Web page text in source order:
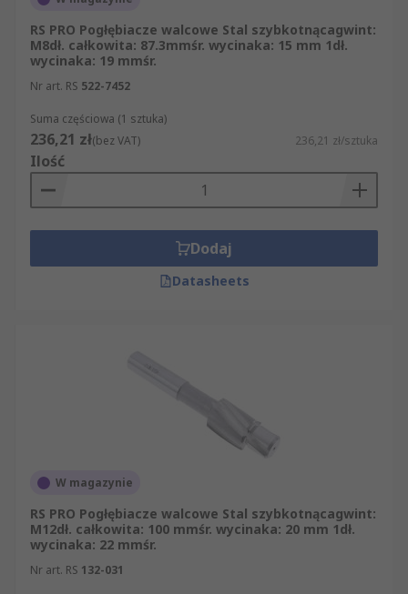
Pogłębiacze walcowe będą często nieco większe
Cechy pogłębiacza walcowego
Możliwość stosowania z konwencjonalnymi
elektronarzędziami
Brak wystających mocowań
Zwiększenie estetyki gotowego produktu
RS PRO Pogłębiacze walcowe Stal szybkotnącagwint:
M8dł. całkowita: 87.3mmśr. wycinaka: 15 mm 1dł.
wycinaka: 19 mmśr.
Nr art. RS 522-7452
Suma częściowa (1 sztuka)
236,21 zł(bez VAT) 236,21 zł/sztuka
Ilość
Dodaj
Datasheets
W magazynie
RS PRO Pogłębiacze walcowe Stal szybkotnącagwint:
M12dł. całkowita: 100 mmśr. wycinaka: 20 mm 1dł.
wycinaka: 22 mmśr.
Nr art. RS 132-031